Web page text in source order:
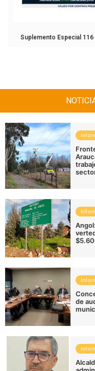
Suplemento Especial
de